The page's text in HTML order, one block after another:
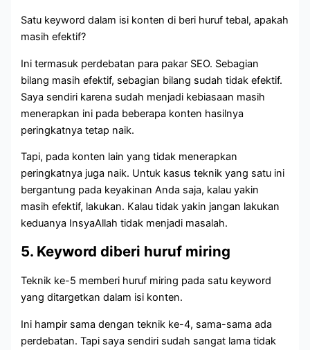
Satu keyword dalam isi konten di beri huruf tebal, apakah
masih efektif?
Ini termasuk perdebatan para pakar SEO. Sebagian
bilang masih efektif, sebagian bilang sudah tidak efektif.
Saya sendiri karena sudah menjadi kebiasaan masih
menerapkan ini pada beberapa konten hasilnya
peringkatnya tetap naik.
Tapi, pada konten lain yang tidak menerapkan
peringkatnya juga naik. Untuk kasus teknik yang satu ini
bergantung pada keyakinan Anda saja, kalau yakin
masih efektif, lakukan. Kalau tidak yakin jangan lakukan
keduanya InsyaAllah tidak menjadi masalah.
5. Keyword diberi huruf miring
Teknik ke-5 memberi huruf miring pada satu keyword
yang ditargetkan dalam isi konten.
Ini hampir sama dengan teknik ke-4, sama-sama ada
perdebatan. Tapi saya sendiri sudah sangat lama tidak